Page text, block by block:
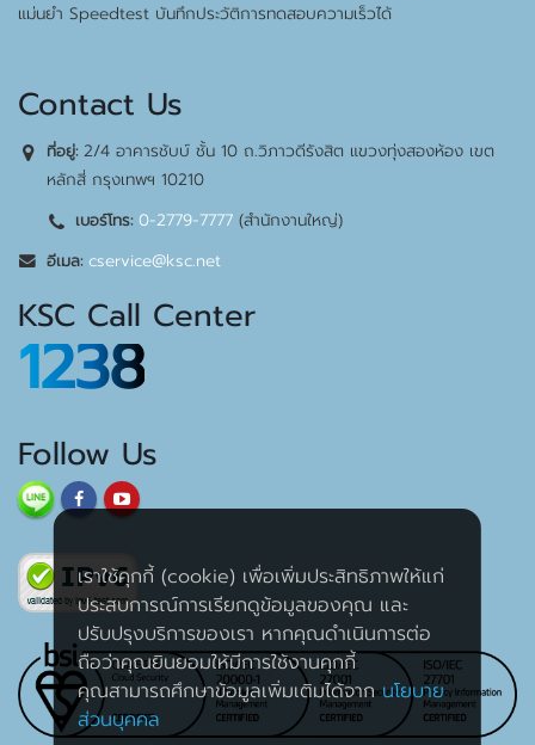
แม่นยำ Speedtest บันทึกประวัติการทดสอบความเร็วได้
Contact Us
ที่อยู่:2/4 อาคารชับบ์ ชั้น 10 ถ.วิภาวดีรังสิต แขวงทุ่งสองห้อง เขต
หลักสี่ กรุงเทพฯ 10210
เบอร์โทร: 0-2779-7777 (สำนักงานใหญ่)
อีเมล: cservice@ksc.net
KSC Call Center
1238
Follow Us
เราใช้คุกกี้ (cookie) เพื่อเพิ่มประสิทธิภาพให้แก่
ประสบการณ์การเรียกดูข้อมูลของคุณ และ
ปรับปรุงบริการของเรา หากคุณดำเนินการต่อ
ถือว่าคุณยินยอมให้มีการใช้งานคุกกี้
คุณสามารถศึกษาข้อมูลเพิ่มเติมได้จากนโยบาย
ส่วนบุคคล